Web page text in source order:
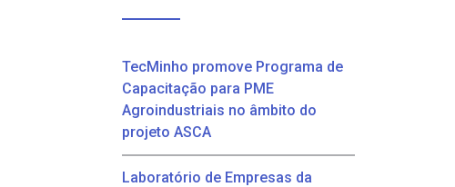
TecMinho promove Programa de
Capacitação para PME
Agroindustriais no âmbito do
projeto ASCA
Laboratório de Empresas da